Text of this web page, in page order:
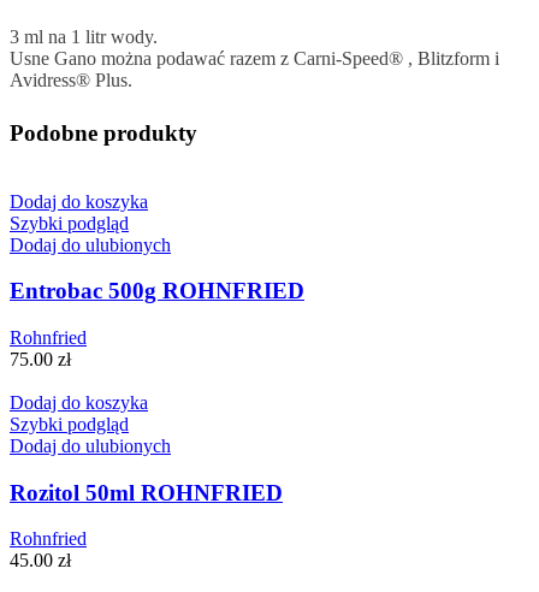
3 ml na 1 litr wody.
Usne Gano można podawać razem z Carni-Speed® , Blitzform i
Avidress® Plus.
Podobne produkty
Dodaj do koszyka
Szybki podgląd
Dodaj do ulubionych
Entrobac 500g ROHNFRIED
Rohnfried
75.00 zł
Dodaj do koszyka
Szybki podgląd
Dodaj do ulubionych
Rozitol 50ml ROHNFRIED
Rohnfried
45.00 zł